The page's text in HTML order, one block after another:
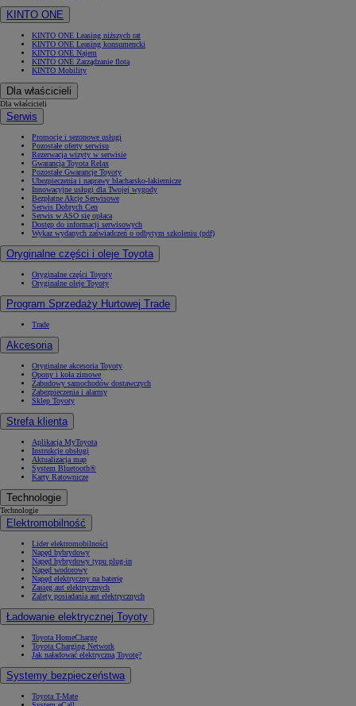
KINTO ONE
KINTO ONE Leasing niższych rat
KINTO ONE Leasing konsumencki
KINTO ONE Najem
KINTO ONE Zarządzanie flotą
KINTO Mobility
Dla właścicieli
Dla właścicieli
Serwis
Promocje i sezonowe usługi
Pozostałe oferty serwisu
Rezerwacja wizyty w serwisie
Gwarancja Toyota Relax
Pozostałe Gwarancje Toyoty
Ubezpieczenia i naprawy blacharsko-lakiernicze
Innowacyjne usługi dla Twojej wygody
Bezpłatne Akcje Serwisowe
Serwis Dobrych Cen
Serwis w ASO się opłaca
Dostęp do informacji serwisowych
Wykaz wydanych zaświadczeń o odbytym szkoleniu (pdf)
Oryginalne części i oleje Toyota
Oryginalne części Toyoty
Oryginalne oleje Toyoty
Program Sprzedaży Hurtowej Trade
Trade
Akcesoria
Oryginalne akcesoria Toyoty
Opony i koła zimowe
Zabudowy samochodów dostawczych
Zabezpieczenia i alarmy
Sklep Toyoty
Strefa klienta
Aplikacja MyToyota
Instrukcje obsługi
Aktualizacja map
System Bluetooth®
Karty Ratownicze
Technologie
Technologie
Elektromobilność
Lider elektromobilności
Napęd hybrydowy
Napęd hybrydowy typu plug-in
Napęd wodorowy
Napęd elektryczny na baterię
Zasięg aut elektrycznych
Zalety posiadania aut elektrycznych
Ładowanie elektrycznej Toyoty
Toyota HomeCharge
Toyota Charging Network
Jak naładować elektryczną Toyotę?
Systemy bezpieczeństwa
Toyota T-Mate